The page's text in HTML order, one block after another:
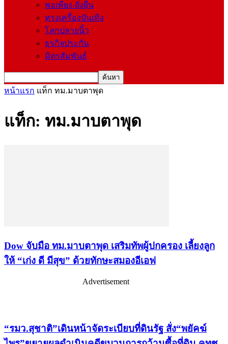
พอเพียง-ยั่งยืน
ทรงเครื่องบันเทิง
โลกปลายนิ้ว
ธุรกิจประกัน
มิตรสัมพันธ์
หน้าแรก แท็ก ทม.มาบตาพุด
แท็ก: ทม.มาบตาพุด
Dow จับมือ ทม.มาบตาพุด เสริมทัพผู้ปกครอง เลี้ยงลูก
ให้ “เก่ง ดี มีสุข” ด้วยทักษะสมองอีเอฟ
Advertisement
“รมว.สุชาติ”เดินหน้าจัดระเบียบที่ดินรัฐ สั่ง“พยัคฆ์